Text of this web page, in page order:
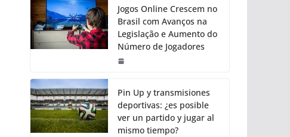
Jogos Online Crescem no
Brasil com Avanços na
Legislação e Aumento do
Número de Jogadores
Pin Up y transmisiones
deportivas: ¿es posible
ver un partido y jugar al
mismo tiempo?